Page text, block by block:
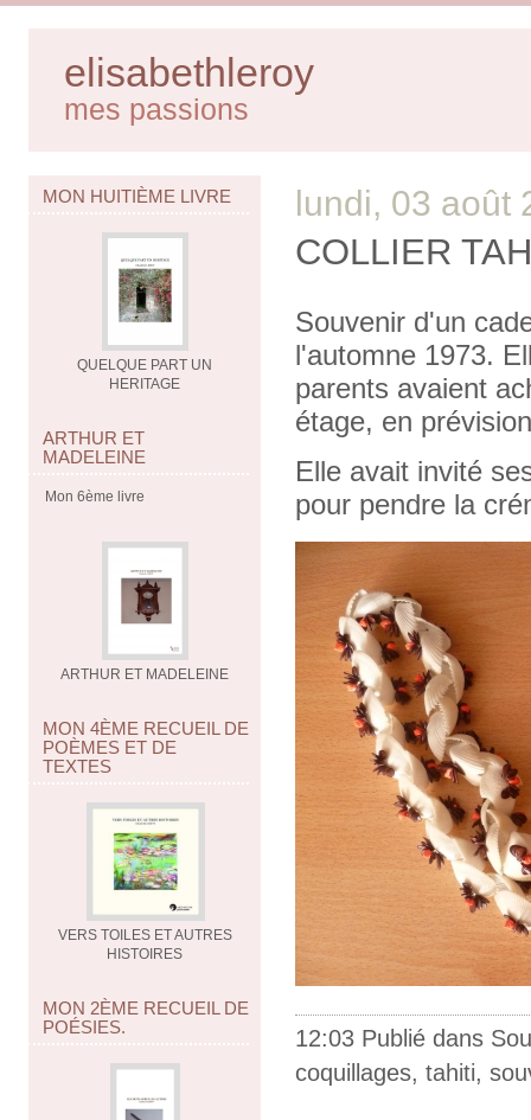
elisabethleroy
mes passions
MON HUITIÈME LIVRE
QUELQUE PART UN
HERITAGE
ARTHUR ET
MADELEINE
Mon 6ème livre
ARTHUR ET MADELEINE
MON 4ÈME RECUEIL DE
POÈMES ET DE
TEXTES
VERS TOILES ET AUTRES
HISTOIRES
MON 2ÈME RECUEIL DE
POÉSIES.
lundi, 03 août
COLLIER
Souvenir d'un
l'automne 1973.
parents avaient
étage, en
Elle avait invité
pour pendre la
12:03 Publié dans
coquillages, tahiti,